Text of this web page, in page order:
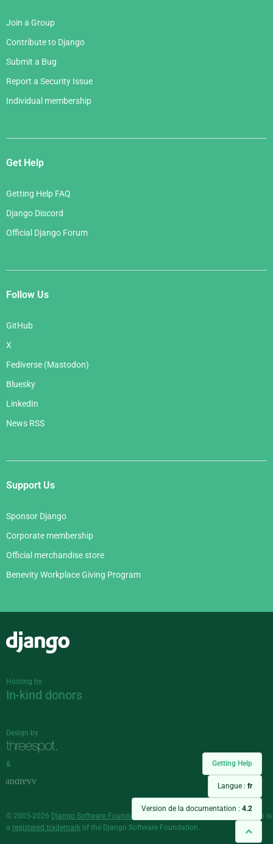
Getting Help
Langue : fr
Version de la documentation : 4.2
Join a Group
Contribute to Django
Submit a Bug
Report a Security Issue
Individual membership
Get Help
Getting Help FAQ
Django Discord
Official Django Forum
Follow Us
GitHub
X
Fediverse (Mastodon)
Bluesky
LinkedIn
News RSS
Support Us
Sponsor Django
Corporate membership
Official merchandise store
Benevity Workplace Giving Program
Hosting by
In-kind donors
Design by
&
© 2005-2026 Django Software Foundation
and individual contributors. Django is
a registered trademark of the Django Software Foundation.